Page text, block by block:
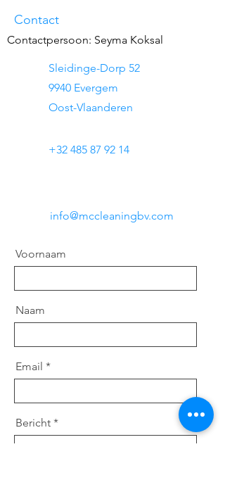
Contact
Contactpersoon: Seyma Koksal
Sleidinge-Dorp 52
9940 Evergem
Oost-Vlaanderen
+32 485 87 92 14
info@mccleaningbv.com
Voornaam
Naam
Email
Bericht